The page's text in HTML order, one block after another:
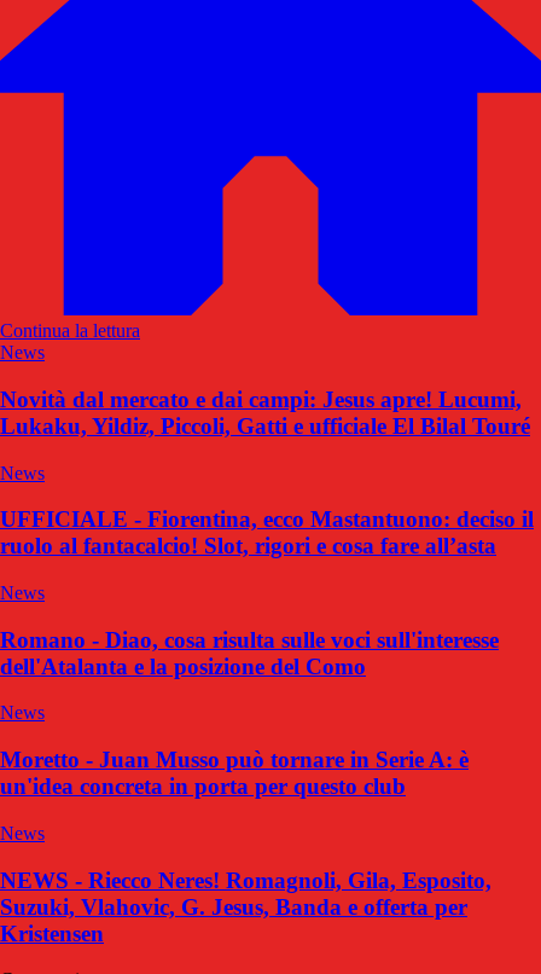
Continua la lettura
News
Novità dal mercato e dai campi: Jesus apre! Lucumi,
Lukaku, Yildiz, Piccoli, Gatti e ufficiale El Bilal Touré
News
UFFICIALE - Fiorentina, ecco Mastantuono: deciso il
ruolo al fantacalcio! Slot, rigori e cosa fare all’asta
News
Romano - Diao, cosa risulta sulle voci sull'interesse
dell'Atalanta e la posizione del Como
News
Moretto - Juan Musso può tornare in Serie A: è
un'idea concreta in porta per questo club
News
NEWS - Riecco Neres! Romagnoli, Gila, Esposito,
Suzuki, Vlahovic, G. Jesus, Banda e offerta per
Kristensen